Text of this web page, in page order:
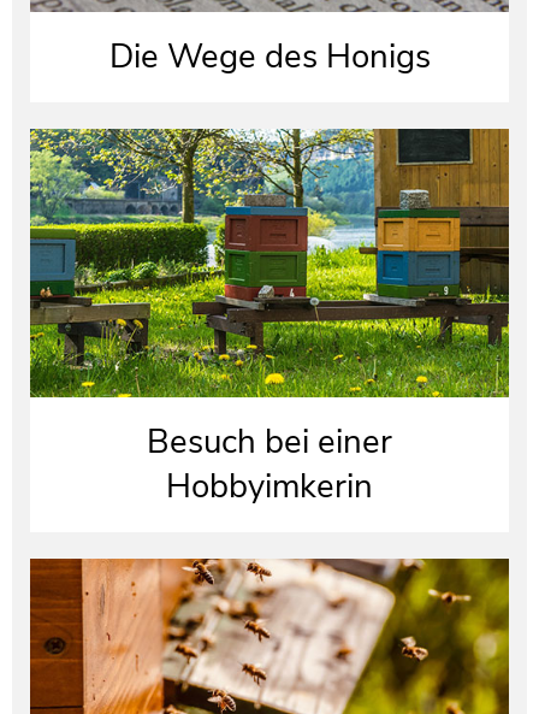
Die Wege des Honigs
Besuch bei einer
Hobbyimkerin